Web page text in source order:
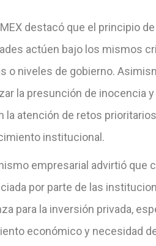
destacó que el principio
actúen bajo los mismos
o niveles de gobierno.
la presunción de inocencia
la atención de retos
institucional.
empresarial advirtió que
por parte de las
para la inversión privada,
económico y necesidad